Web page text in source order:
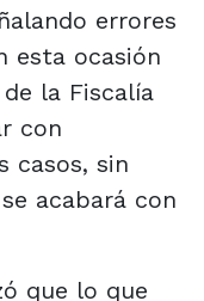
errores
esta ocasión
la Fiscalía
con
casos, sin
acabará con
que lo que